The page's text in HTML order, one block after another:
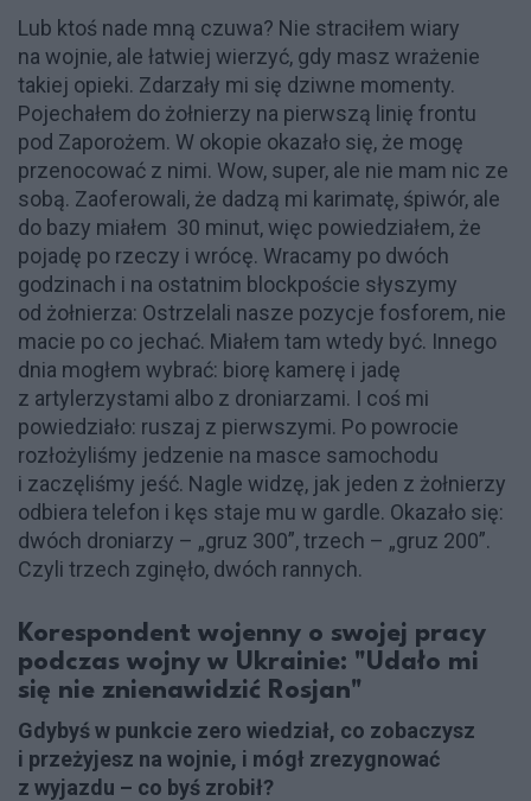
Lub ktoś nade mną czuwa? Nie straciłem wiary
na wojnie, ale łatwiej wierzyć, gdy masz wrażenie
takiej opieki. Zdarzały mi się dziwne momenty.
Pojechałem do żołnierzy na pierwszą linię frontu
pod Zaporożem. W okopie okazało się, że mogę
przenocować z nimi. Wow, super, ale nie mam nic ze
sobą. Zaoferowali, że dadzą mi karimatę, śpiwór, ale
do bazy miałem 30 minut, więc powiedziałem, że
pojadę po rzeczy i wrócę. Wracamy po dwóch
godzinach i na ostatnim blockpoście słyszymy
od żołnierza: Ostrzelali nasze pozycje fosforem, nie
macie po co jechać. Miałem tam wtedy być. Innego
dnia mogłem wybrać: biorę kamerę i jadę
z artylerzystami albo z droniarzami. I coś mi
powiedziało: ruszaj z pierwszymi. Po powrocie
rozłożyliśmy jedzenie na masce samochodu
i zaczęliśmy jeść. Nagle widzę, jak jeden z żołnierzy
odbiera telefon i kęs staje mu w gardle. Okazało się:
dwóch droniarzy – „gruz 300”, trzech – „gruz 200”.
Czyli trzech zginęło, dwóch rannych.
Korespondent wojenny o swojej pracy
podczas wojny w Ukrainie: "Udało mi
się nie znienawidzić Rosjan"
Gdybyś w punkcie zero wiedział, co zobaczysz
i przeżyjesz na wojnie, i mógł zrezygnować
z wyjazdu – co byś zrobił?